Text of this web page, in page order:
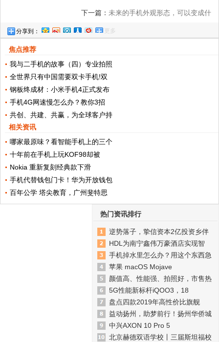
下一篇： 未来的手机外观形态，可以变成什
分享到： 更多
焦点推荐
我与二手机的故事（四）专业拍照
全世界只有中国需要双卡手机!双
钢板终成材：小米手机4正式发布
手机4G网速慢怎么办？教你3招
共创、共建、共赢，为全球客户持
相关资讯
哪家最原味？看智能手机上的三个
十年前在手机上玩KOF98却被
Nokia 重新复刻经典款下滑
手机代替钱包门卡！华为开放钱包
百年公学 塔尖教育，广州斐特思
热门资讯排行
逆势落子，挚信资本2亿投资乡伴
HDL为南宁鑫伟万豪酒店实现智
手机掉水里怎么办？用这个东西急
苹果 macOS Mojave
颜值高、性能强、拍照好，市售热
5G性能新标杆iQOO3，18
盘点四款2019年高性价比旗舰
益动扬州，助梦前行！扬州华侨城
中兴AXON 10 Pro 5
北京赫德双语学校丨三届斯坦福校